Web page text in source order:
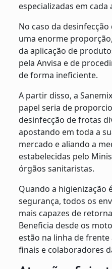
especializadas em cada
No caso da
uma enorme
da aplicação de
pela Anvisa e de
de forma ineficiente.
A partir disso, a
papel seria de
desinfecção de frotas
apostando em toda a
mercado e aliando a
estabelecidas pelo
órgãos sanitaristas.
Quando a higienização
segurança, todos os
mais capazes de
Beneficia desde os
estão na linha de
finais e colaboradores